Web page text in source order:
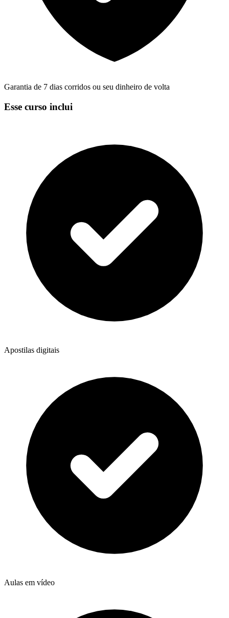
Garantia de 7 dias corridos ou seu dinheiro de volta
Esse curso inclui
Apostilas digitais
Aulas em vídeo